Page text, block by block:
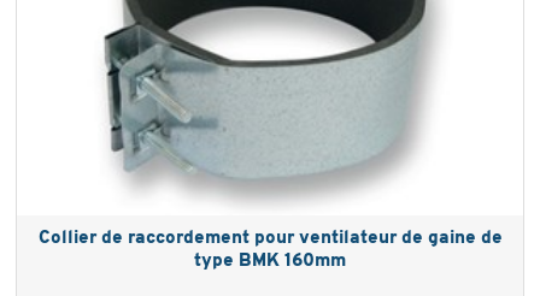
Collier de raccordement pour ventilateur de gaine de
type BMK 160mm